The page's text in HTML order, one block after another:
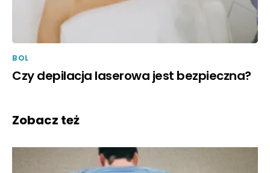
BOL
Czy depilacja laserowa jest bezpieczna?
Zobacz też